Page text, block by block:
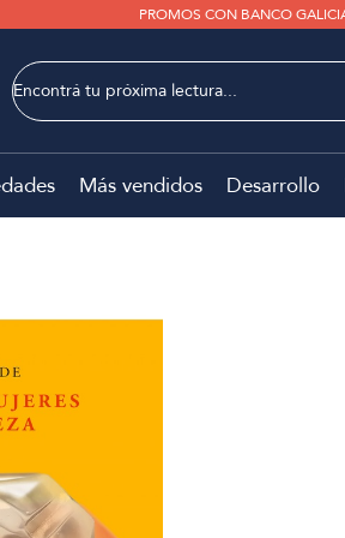
PROMOS CON BANCO
Más vendidos Desarrollo